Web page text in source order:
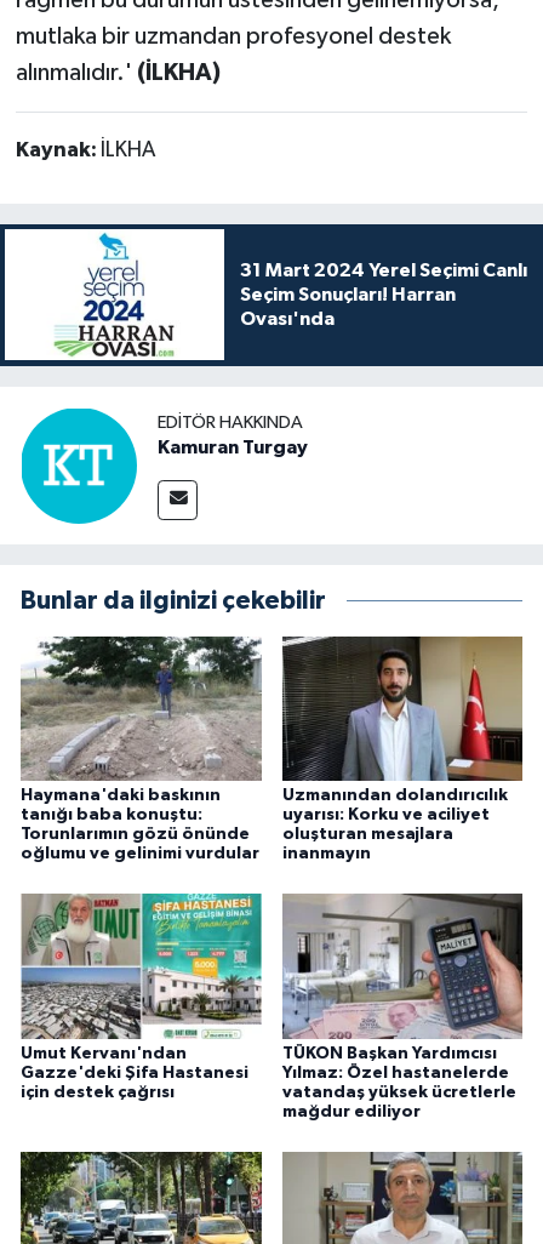
mutlaka bir uzmandan profesyonel destek
alınmalıdır.' (İLKHA)
Kaynak: İLKHA
31 Mart 2024 Yerel Seçimi Canlı
Seçim Sonuçları! Harran
Ovası'nda
EDITÖR HAKKINDA
Kamuran Turgay
Bunlar da ilginizi çekebilir
Haymana'daki baskının
tanığı baba konuştu:
Torunlarımın gözü önünde
oğlumu ve gelinimi vurdular
Uzmanından dolandırıcılık
uyarısı: Korku ve aciliyet
oluşturan mesajlara
inanmayın
Umut Kervanı'ndan
Gazze'deki Şifa Hastanesi
için destek çağrısı
TÜKON Başkan Yardımcısı
Yılmaz: Özel hastanelerde
vatandaş yüksek ücretlerle
mağdur ediliyor